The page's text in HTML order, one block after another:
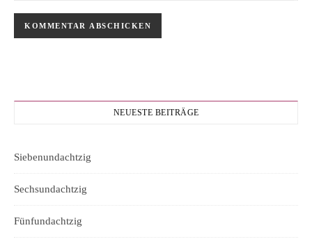
NEUESTE BEITRÄGE
Siebenundachtzig
Sechsundachtzig
Fünfundachtzig